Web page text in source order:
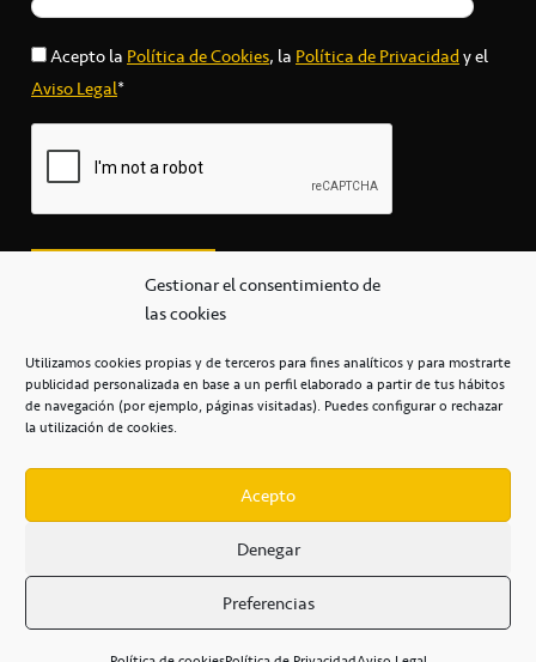
Gestionar el consentimiento de
las cookies
Utilizamos cookies propias y de terceros para fines analíticos y para mostrarte
publicidad personalizada en base a un perfil elaborado a partir de tus hábitos
de navegación (por ejemplo, páginas visitadas). Puedes configurar o rechazar
la utilización de cookies.
Acepto
Denegar
Preferencias
Acepto laPolítica de Cookies, laPolítica de Privacidady el
Aviso Legal*
secretaria@cbcanarias.es
+34 922 253 684
Casa del Deporte / 38108 – La Laguna
POLÍTICA DE PRIVACIDAD / POLÍTICA DE COOKIES /
AVISO LEGAL / CONDICIONES